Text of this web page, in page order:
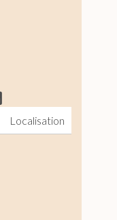
Localisation